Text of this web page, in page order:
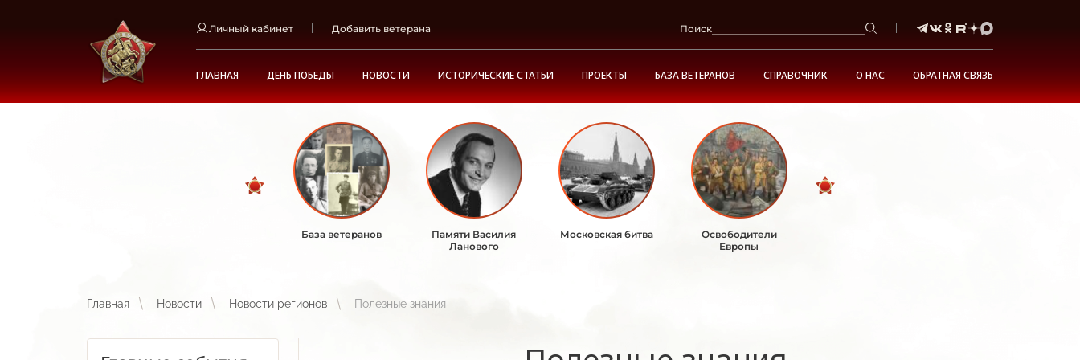
Личный кабинет Добавить ветерана Поиск
ГЛАВНАЯ ДЕНЬ ПОБЕДЫ НОВОСТИ ИСТОРИЧЕСКИЕ СТАТЬИ ПРОЕКТЫ БАЗА ВЕТЕРАНОВ СПРАВОЧНИК О НАС ОБРАТНАЯ СВЯЗЬ
База ветеранов
Памяти Василия
Ланового
Московская битва
Освободители
Европы
Главная Новости Новости регионов Полезные знания